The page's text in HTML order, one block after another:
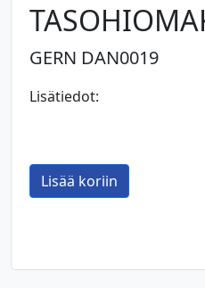
GERN DAN0019
Lisätiedot: